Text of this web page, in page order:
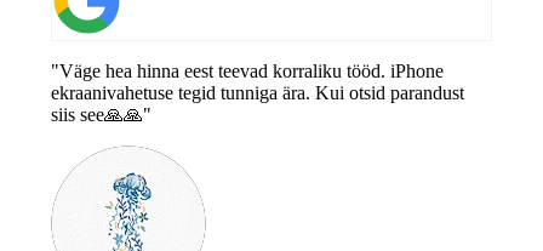
"Väge hea hinna eest teevad korraliku tööd. iPhone
ekraanivahetuse tegid tunniga ära. Kui otsid parandust
siis see🙏🙏"